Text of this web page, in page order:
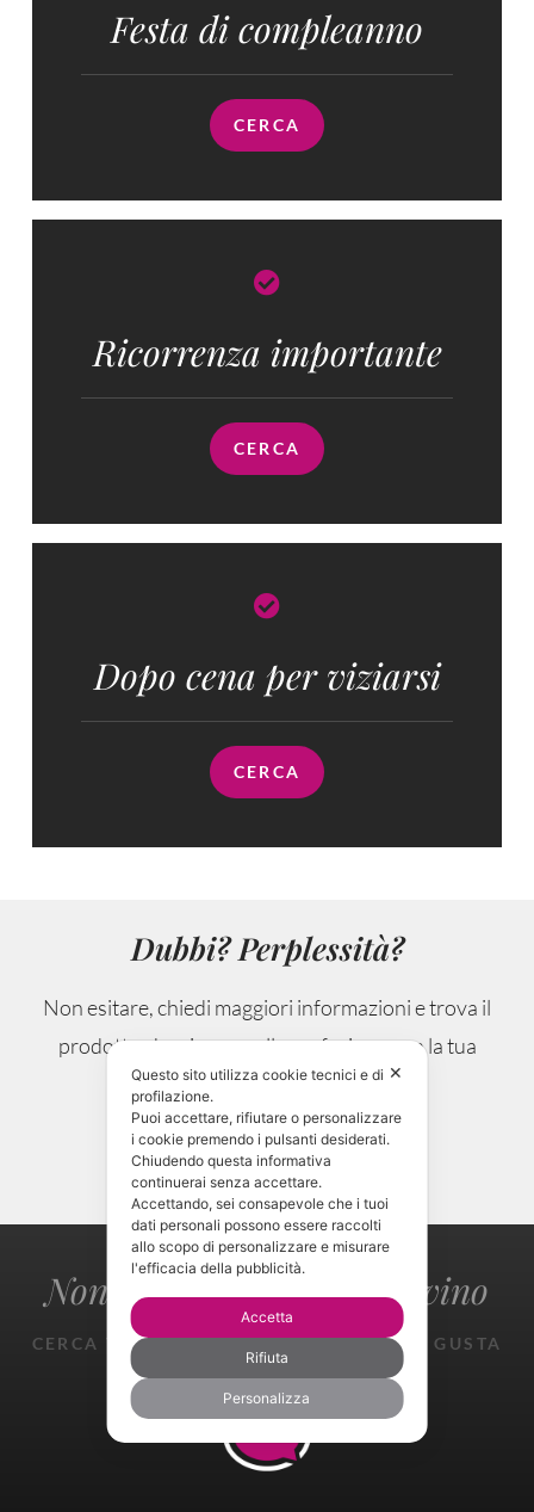
Festa di compleanno
CERCA
Ricorrenza importante
CERCA
Dopo cena per viziarsi
CERCA
Dubbi? Perplessità?
Non esitare, chiedi maggiori informazioni e trova il
prodotto che si sposa alla perfezione con la tua
occasione.
CONTATTAMI!
Non perderti il gusto del vino
CERCA TROVA ASSAGGIA SPERIMENTA GUSTA
GIOISCI
✕
Questo sito utilizza cookie tecnici e di
profilazione.
Puoi accettare, rifiutare o personalizzare
i cookie premendo i pulsanti desiderati.
Chiudendo questa informativa
continuerai senza accettare.
Accettando, sei consapevole che i tuoi
dati personali possono essere raccolti
allo scopo di personalizzare e misurare
l'efficacia della pubblicità.
Accetta
Rifiuta
Personalizza